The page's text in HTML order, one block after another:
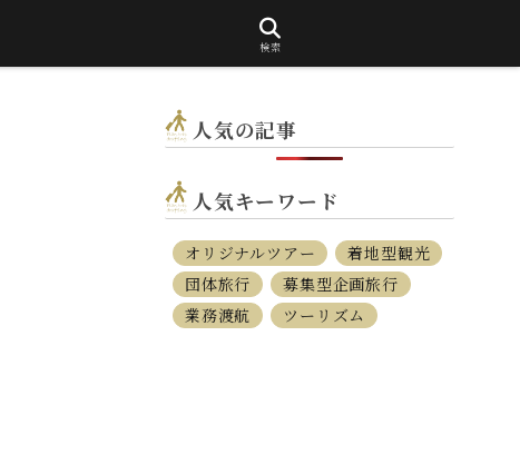
人気の記事
人気キーワード
オリジナルツアー
着地型観光
団体旅行
募集型企画旅行
業務渡航
ツーリズム
検索